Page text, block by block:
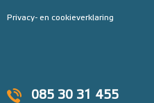
085 30 31 455
Privacy- en cookieverklaring